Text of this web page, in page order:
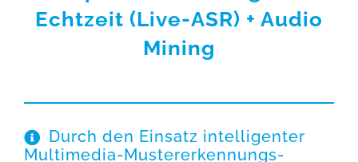
Echtzeit (Live-ASR) + Audio
Mining
Durch den Einsatz intelligenter
Multimedia-Mustererkennungs-